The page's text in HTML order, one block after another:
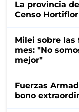
La provincia
Censo
Milei sobre
mes: "No
mejor"
Fuerzas
bono